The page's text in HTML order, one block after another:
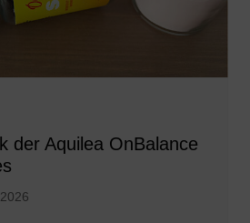
der Aquilea OnBalance